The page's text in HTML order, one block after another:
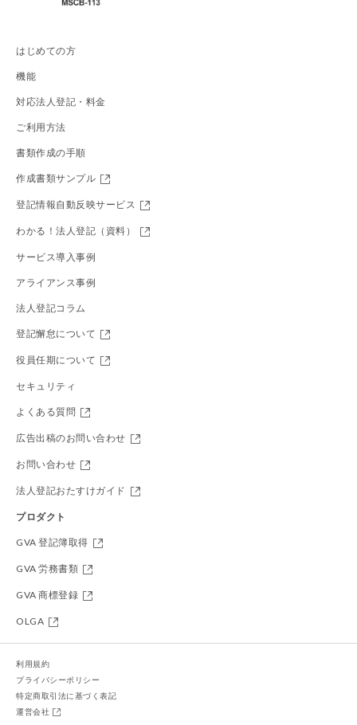
はじめての方
機能
対応法人登記・料金
ご利用方法
書類作成の手順
作成書類サンプル
登記情報自動反映サービス
わかる！法人登記（資料）
サービス導入事例
アライアンス事例
法人登記コラム
登記懈怠について
役員任期について
セキュリティ
よくある質問
広告出稿のお問い合わせ
お問い合わせ
法人登記おたすけガイド
プロダクト
GVA 登記簿取得
GVA 労務書類
GVA 商標登録
OLGA
利用規約
プライバシーポリシー
特定商取引法に基づく表記
運営会社